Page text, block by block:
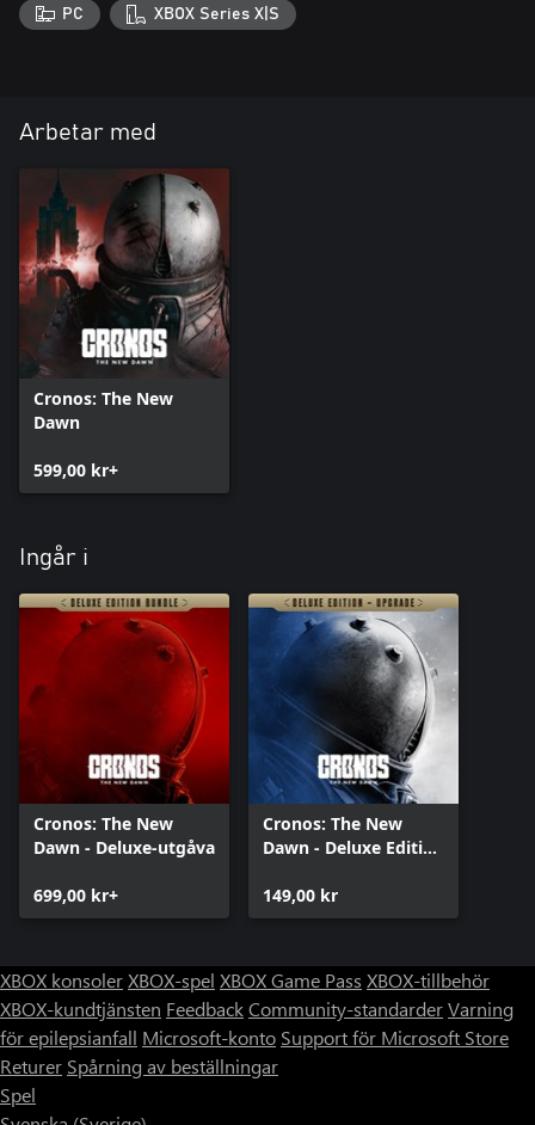
PC XBOX Series X|S
Arbetar med
Cronos: The New
Dawn
599,00 kr+
Ingår i
Cronos: The New
Dawn - Deluxe-utgåva
699,00 kr+
Cronos: The New
Dawn - Deluxe Edition
149,00 kr
XBOX konsolerXBOX-spel XBOX Game Pass XBOX-tillbehör
XBOX-kundtjänsten FeedbackCommunity-standarderVarning
för epilepsianfall Microsoft-konto Support för Microsoft Store
Returer Spårning av beställningar
Spel